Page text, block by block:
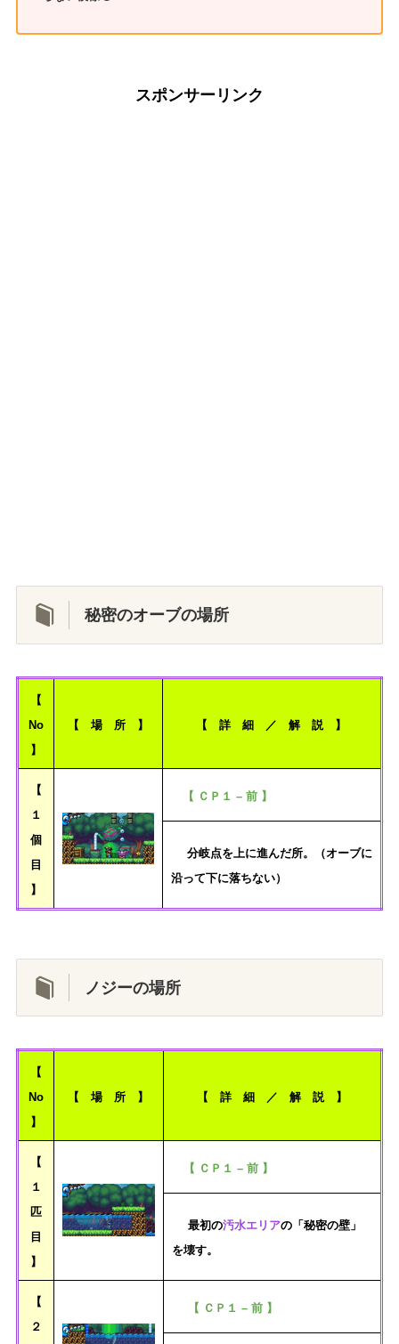
スポンサーリンク
秘密のオーブの場所
【
No
】
【 場 所 】 【 詳 細 ／ 解 説 】
【
１
個
目
】
【 ＣＰ１ – 前 】
分岐点を上に進んだ所。（オーブに
沿って下に落ちない）
ノジーの場所
【
No
】
【 場 所 】 【 詳 細 ／ 解 説 】
【
１
匹
目
】
【 ＣＰ１ – 前 】
最初の汚水エリアの「秘密の壁」
を壊す。
【
２
【 ＣＰ１ – 前 】